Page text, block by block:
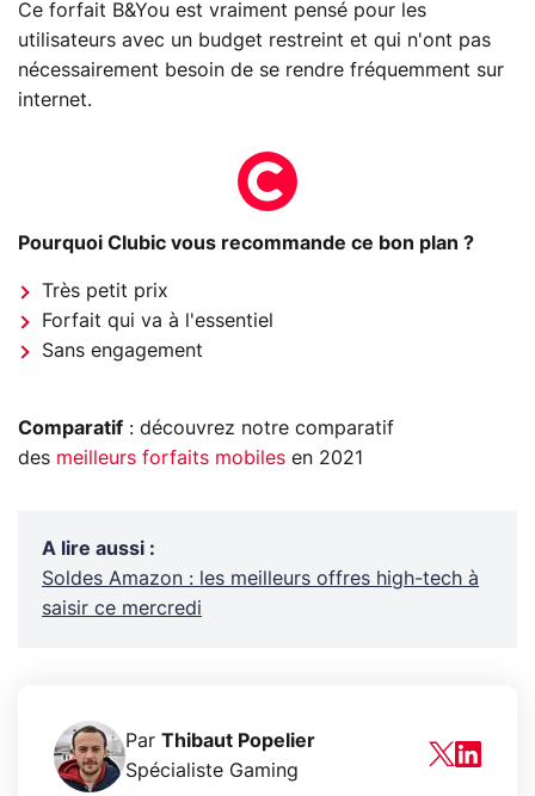
Ce forfait B&You est vraiment pensé pour les
utilisateurs avec un budget restreint et qui n'ont pas
nécessairement besoin de se rendre fréquemment sur
internet.
Pourquoi Clubic vous recommande ce bon plan ?
Très petit prix
Forfait qui va à l'essentiel
Sans engagement
Comparatif : découvrez notre comparatif
des meilleurs forfaits mobiles en 2021
A lire aussi :
Soldes Amazon : les meilleurs offres high-tech à
saisir ce mercredi
Par Thibaut Popelier
Spécialiste Gaming